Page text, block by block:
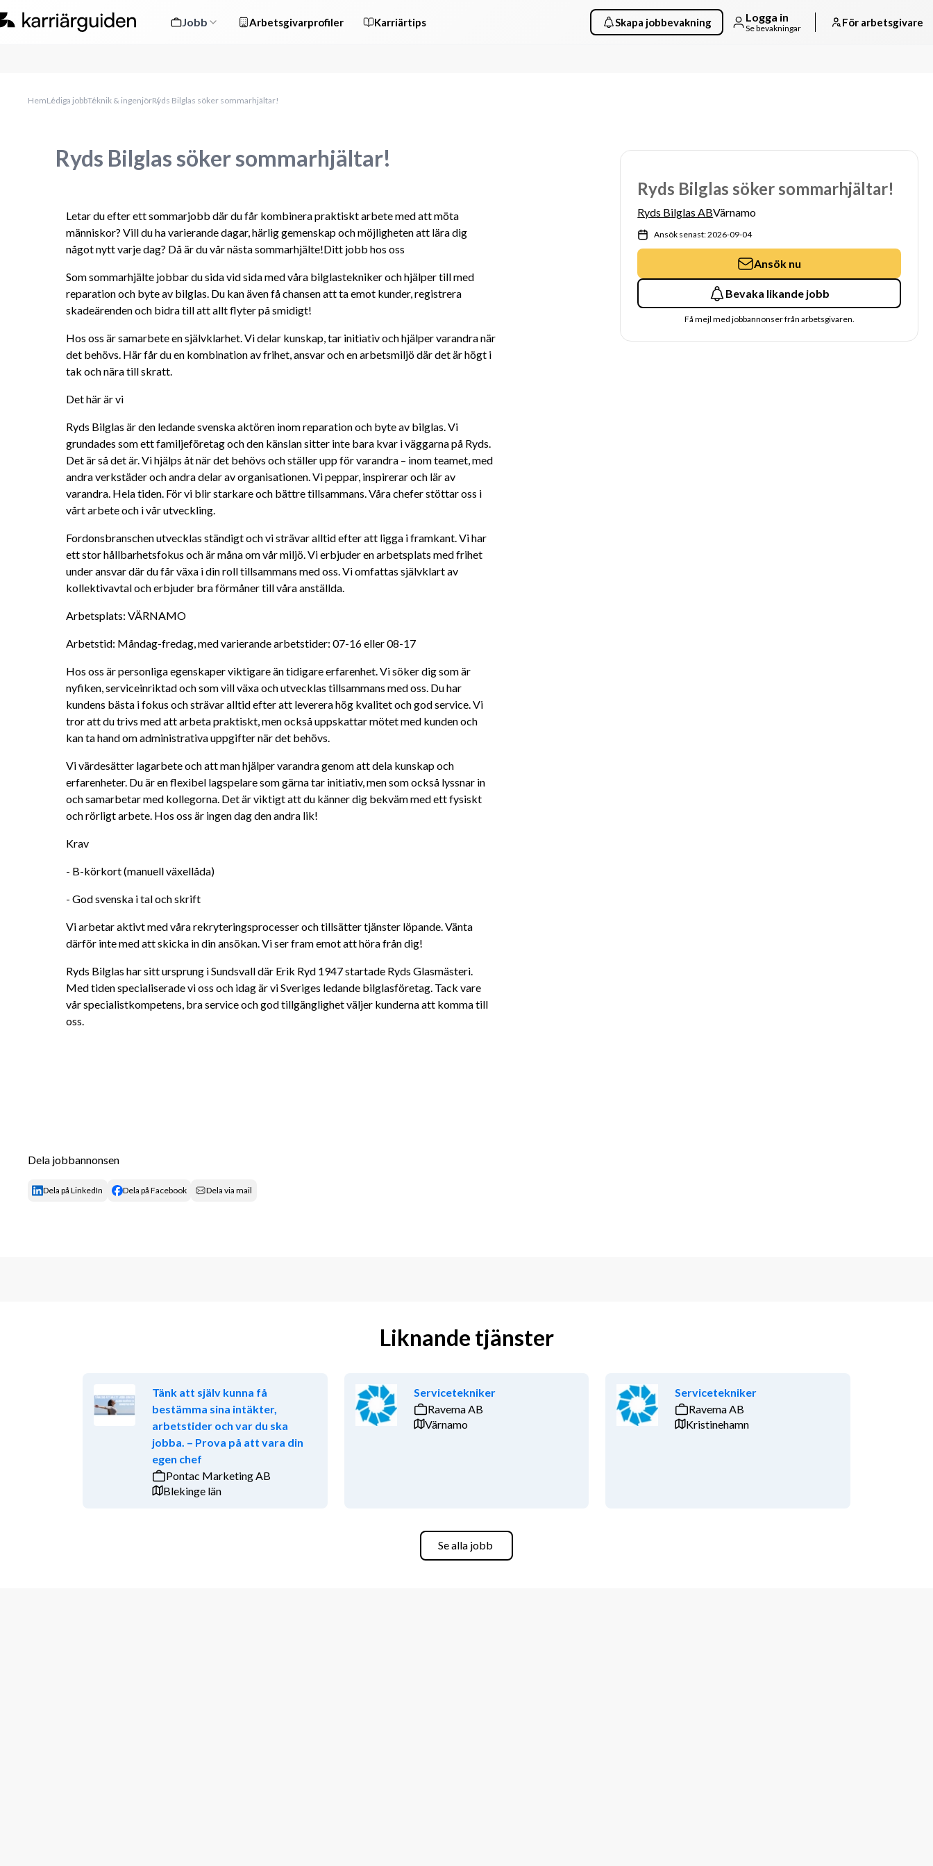
Jobb Arbetsgivarprofiler Karriärtips Skapa jobbevakning Logga in
Se bevakningar För arbetsgivare
HemLediga jobbTeknik & ingenjörRyds Bilglas söker sommarhjältar!
Ryds Bilglas söker sommarhjältar!
Letar du efter ett sommarjobb där du får kombinera praktiskt arbete med att möta
människor? Vill du ha varierande dagar, härlig gemenskap och möjligheten att lära dig
något nytt varje dag? Då är du vår nästa sommarhjälte!Ditt jobb hos oss
Som sommarhjälte jobbar du sida vid sida med våra bilglastekniker och hjälper till med
reparation och byte av bilglas. Du kan även få chansen att ta emot kunder, registrera
skadeärenden och bidra till att allt flyter på smidigt!
Hos oss är samarbete en självklarhet. Vi delar kunskap, tar initiativ och hjälper varandra när
det behövs. Här får du en kombination av frihet, ansvar och en arbetsmiljö där det är högt i
tak och nära till skratt.
Det här är vi
Ryds Bilglas är den ledande svenska aktören inom reparation och byte av bilglas. Vi
grundades som ett familjeföretag och den känslan sitter inte bara kvar i väggarna på Ryds.
Det är så det är. Vi hjälps åt när det behövs och ställer upp för varandra – inom teamet, med
andra verkstäder och andra delar av organisationen. Vi peppar, inspirerar och lär av
varandra. Hela tiden. För vi blir starkare och bättre tillsammans. Våra chefer stöttar oss i
vårt arbete och i vår utveckling.
Fordonsbranschen utvecklas ständigt och vi strävar alltid efter att ligga i framkant. Vi har
ett stor hållbarhetsfokus och är måna om vår miljö. Vi erbjuder en arbetsplats med frihet
under ansvar där du får växa i din roll tillsammans med oss. Vi omfattas självklart av
kollektivavtal och erbjuder bra förmåner till våra anställda.
Arbetsplats: VÄRNAMO
Arbetstid: Måndag-fredag, med varierande arbetstider: 07-16 eller 08-17
Hos oss är personliga egenskaper viktigare än tidigare erfarenhet. Vi söker dig som är
nyfiken, serviceinriktad och som vill växa och utvecklas tillsammans med oss. Du har
kundens bästa i fokus och strävar alltid efter att leverera hög kvalitet och god service. Vi
tror att du trivs med att arbeta praktiskt, men också uppskattar mötet med kunden och
kan ta hand om administrativa uppgifter när det behövs.
Vi värdesätter lagarbete och att man hjälper varandra genom att dela kunskap och
erfarenheter. Du är en flexibel lagspelare som gärna tar initiativ, men som också lyssnar in
och samarbetar med kollegorna. Det är viktigt att du känner dig bekväm med ett fysiskt
och rörligt arbete. Hos oss är ingen dag den andra lik!
Krav
- B-körkort (manuell växellåda)
- God svenska i tal och skrift
Vi arbetar aktivt med våra rekryteringsprocesser och tillsätter tjänster löpande. Vänta
därför inte med att skicka in din ansökan. Vi ser fram emot att höra från dig!
Ryds Bilglas har sitt ursprung i Sundsvall där Erik Ryd 1947 startade Ryds Glasmästeri.
Med tiden specialiserade vi oss och idag är vi Sveriges ledande bilglasföretag. Tack vare
vår specialistkompetens, bra service och god tillgänglighet väljer kunderna att komma till
oss.
Ryds Bilglas söker sommarhjältar!
Ryds Bilglas ABVärnamo
Ansök senast: 2026-09-04
Ansök nu
Bevaka likande jobb
Få mejl med jobbannonser från arbetsgivaren.
Dela jobbannonsen
Dela på LinkedIn Dela på Facebook Dela via mail
Liknande tjänster
Tänk att själv kunna få
bestämma sina intäkter,
arbetstider och var du ska
jobba. – Prova på att vara din
egen chef
Pontac Marketing AB
Blekinge län
Servicetekniker
Ravema AB
Värnamo
Servicetekniker
Ravema AB
Kristinehamn
Se alla jobb